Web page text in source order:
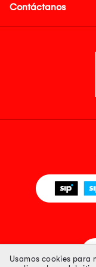
Contáctanos
Usamos cookies para